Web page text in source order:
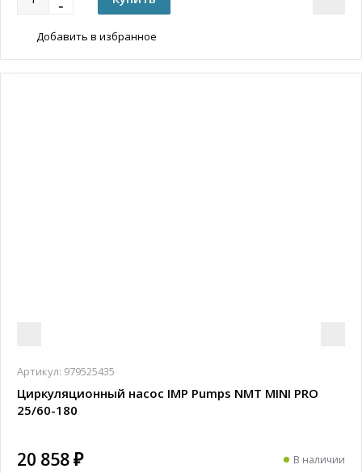
Добавить в избранное
Артикул: 979525435
Циркуляционный насос IMP Pumps NMT MINI PRO
25/60-180
20 858 ₽ В наличии